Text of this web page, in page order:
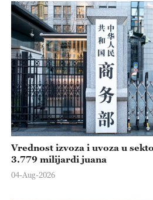
Vrednost izvoza i uvoza u
3.779 milijardi juana
04-Aug-2026